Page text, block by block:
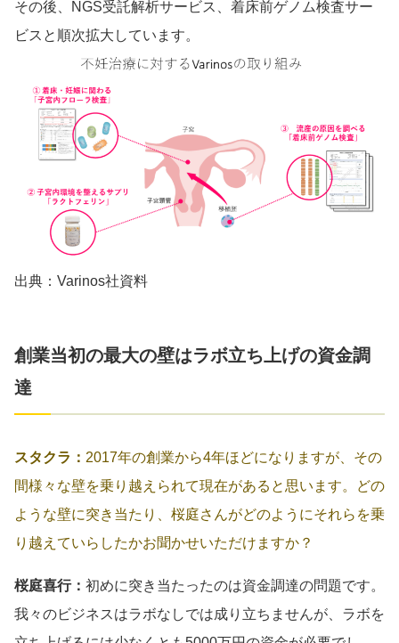
その後、NGS受託解析サービス、着床前ゲノム検査サー
ビスと順次拡大しています。
出典：Varinos社資料
創業当初の最大の壁はラボ立ち上げの資金調
達
スタクラ： 2017年の創業から4年ほどになりますが、その
間様々な壁を乗り越えられて現在があると思います。どの
ような壁に突き当たり、桜庭さんがどのようにそれらを乗
り越えていらしたかお聞かせいただけますか？
桜庭喜行： 初めに突き当たったのは資金調達の問題です。
我々のビジネスはラボなしでは成り立ちませんが、ラボを